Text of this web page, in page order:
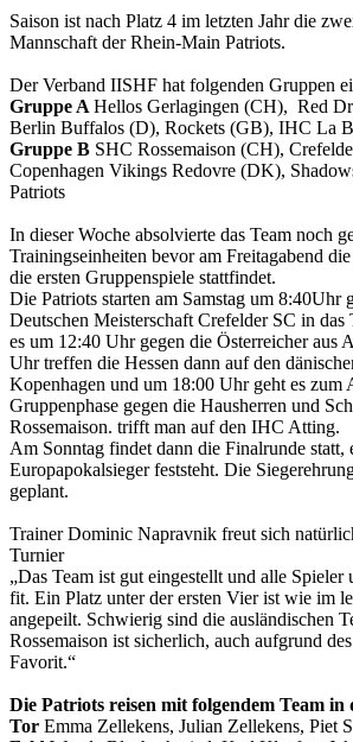
Saison ist nach Platz 4 im letzten Jahr die
Mannschaft der Rhein-Main Patriots.
Der Verband IISHF hat folgenden Gruppen
Gruppe A Hellos Gerlagingen (CH), Red
Berlin Buffalos (D), Rockets (GB), IHC La
Gruppe B SHC Rossemaison (CH),
Copenhagen Vikings Redovre (DK),
Patriots
In dieser Woche absolvierte das Team noch
Trainingseinheiten bevor am Freitagabend
die ersten Gruppenspiele stattfindet.
Die Patriots starten am Samstag um 8:40Uhr
Deutschen Meisterschaft Crefelder SC in das
es um 12:40 Uhr gegen die Österreicher aus
Uhr treffen die Hessen dann auf den
Kopenhagen und um 18:00 Uhr geht es zum
Gruppenphase gegen die Hausherren und
Rossemaison. trifft man auf den IHC Atting.
Am Sonntag findet dann die Finalrunde statt,
Europapokalsieger feststeht. Die
geplant.
Trainer Dominic Napravnik freut sich
Turnier
„Das Team ist gut eingestellt und alle Spieler
fit. Ein Platz unter der ersten Vier ist wie im
angepeilt. Schwierig sind die ausländischen
Rossemaison ist sicherlich, auch aufgrund
Favorit.“
Die Patriots reisen mit folgendem Team in
Tor Emma Zellekens, Julian Zellekens, Piet